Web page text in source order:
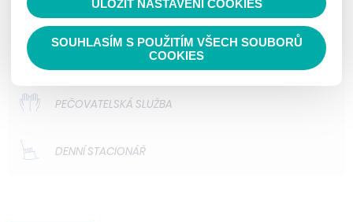
ODLEHČOVACÍ SLUŽBY
DOMOVY PRO OSOBY SE ZDRAVOTNÍM
PEČOVATELSKÁ SLUŽBA
DENNÍ STACIONÁŘ
ULOŽIT NASTAVENÍ COOKIES
SOUHLASÍM S POUŽITÍM VŠECH SOUBORŮ
COOKIES